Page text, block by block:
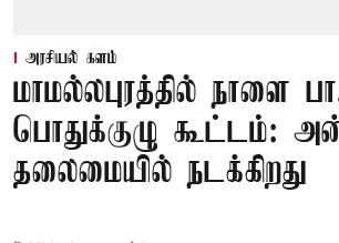
அரசியல் களம்
மாமல்லபுரத்தில் நாளை
பொதுக்குழு கூட்டம்:
தலைமையில் நடக்கிறது